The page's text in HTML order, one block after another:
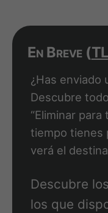
En Breve (
¿Has enviado
Descubre
“Eliminar
tiempo tienes
verá el
Descubre
los que